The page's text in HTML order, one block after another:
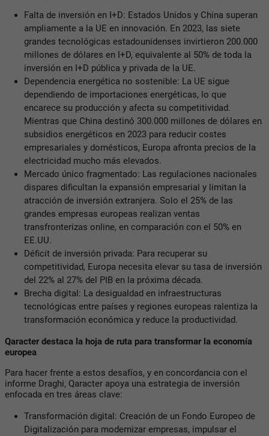
Falta de inversión en I+D: Estados Unidos y China superan
ampliamente a la UE en innovación. En 2023, las siete
grandes tecnológicas estadounidenses invirtieron 200.000
millones de dólares en I+D, equivalente al 50% de toda la
inversión en I+D pública y privada de la UE.
Dependencia energética no sostenible: La UE sigue
dependiendo de importaciones energéticas, lo que
encarece su producción y afecta su competitividad.
Mientras que China destinó 300.000 millones de dólares en
subsidios energéticos en 2023 para reducir costes
empresariales y domésticos, Europa afronta precios de la
electricidad mucho más elevados.
Mercado único fragmentado: Las regulaciones nacionales
dispares dificultan la expansión empresarial y limitan la
atracción de inversión extranjera. Solo el 25% de las
grandes empresas europeas realizan ventas
transfronterizas online, en comparación con el 50% en
EE.UU.
Déficit de inversión privada: Para recuperar su
competitividad, Europa necesita elevar su tasa de inversión
del 22% al 27% del PIB en la próxima década.
Brecha digital: La desigualdad en infraestructuras
tecnológicas entre países y regiones europeas ralentiza la
transformación económica y reduce la productividad.
Qaracter destaca la hoja de ruta para transformar la economía
europea
Para hacer frente a estos desafíos, y en concordancia con el
informe Draghi, Qaracter apoya una estrategia de inversión
enfocada en tres áreas clave:
Transformación digital: Creación de un Fondo Europeo de
Digitalización para modernizar empresas, impulsar el